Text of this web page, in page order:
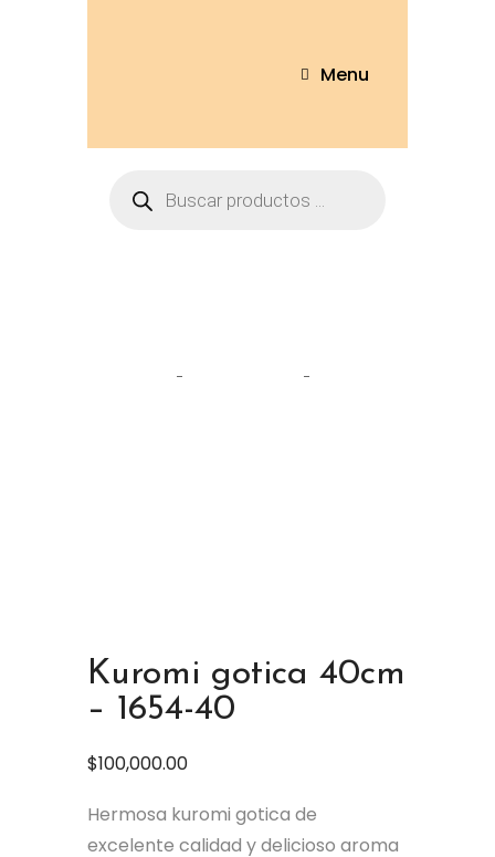
Menu
Kuromi gotica 40cm
– 1654-40
$100,000.00
Hermosa kuromi gotica de
excelente calidad y delicioso aroma